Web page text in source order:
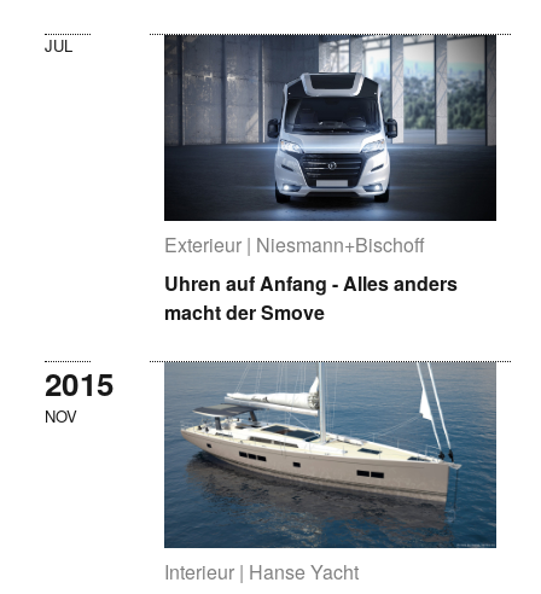
JUL
Exterieur | Niesmann+Bischoff
Uhren auf Anfang - Alles anders
macht der Smove
2015
NOV
Interieur | Hanse Yacht